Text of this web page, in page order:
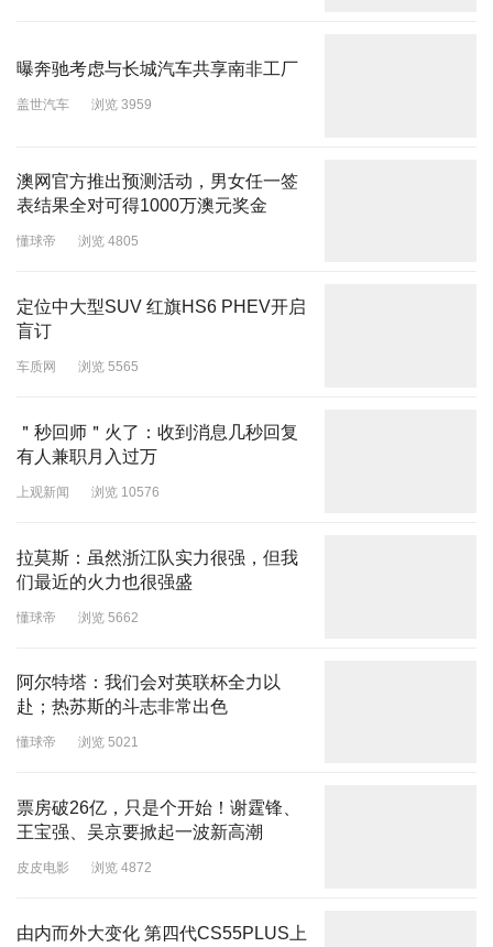
曝奔驰考虑与长城汽车共享南非工厂
盖世汽车 浏览 3959
澳网官方推出预测活动，男女任一签
表结果全对可得1000万澳元奖金
懂球帝 浏览 4805
定位中大型SUV 红旗HS6 PHEV开启
盲订
车质网 浏览 5565
＂秒回师＂火了：收到消息几秒回复
有人兼职月入过万
上观新闻 浏览 10576
拉莫斯：虽然浙江队实力很强，但我
们最近的火力也很强盛
懂球帝 浏览 5662
阿尔特塔：我们会对英联杯全力以
赴；热苏斯的斗志非常出色
懂球帝 浏览 5021
票房破26亿，只是个开始！谢霆锋、
王宝强、吴京要掀起一波新高潮
皮皮电影 浏览 4872
由内而外大变化 第四代CS55PLUS上